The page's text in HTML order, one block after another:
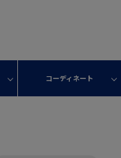
コーディネート